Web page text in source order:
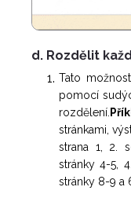
d. Rozdělit
Tato
pomocí
rozdělení.
stránkami,
strana 1, 2.
stránky 4-5,
stránky 8-9 a